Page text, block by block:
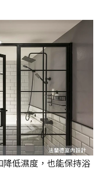
低濕度，也能保持浴